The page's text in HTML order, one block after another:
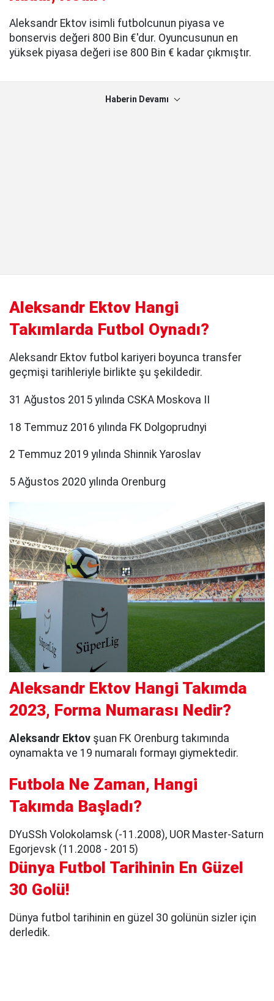
Aleksandr Ektov isimli futbolcunun piyasa ve
bonservis değeri 800 Bin €'dur. Oyuncusunun en
yüksek piyasa değeri ise 800 Bin € kadar çıkmıştır.
Haberin Devamı
Aleksandr Ektov Hangi
Takımlarda Futbol Oynadı?
Aleksandr Ektov futbol kariyeri boyunca transfer
geçmişi tarihleriyle birlikte şu şekildedir.
31 Ağustos 2015 yılında CSKA Moskova II
18 Temmuz 2016 yılında FK Dolgoprudnyi
2 Temmuz 2019 yılında Shinnik Yaroslav
5 Ağustos 2020 yılında Orenburg
Aleksandr Ektov Hangi Takımda
2023, Forma Numarası Nedir?
Aleksandr Ektov şuan FK Orenburg takımında
oynamakta ve 19 numaralı formayı giymektedir.
Futbola Ne Zaman, Hangi
Takımda Başladı?
DYuSSh Volokolamsk (-11.2008), UOR Master-Saturn
Egorjevsk (11.2008 - 2015)
Dünya Futbol Tarihinin En Güzel
30 Golü!
Dünya futbol tarihinin en güzel 30 golünün sizler için
derledik.